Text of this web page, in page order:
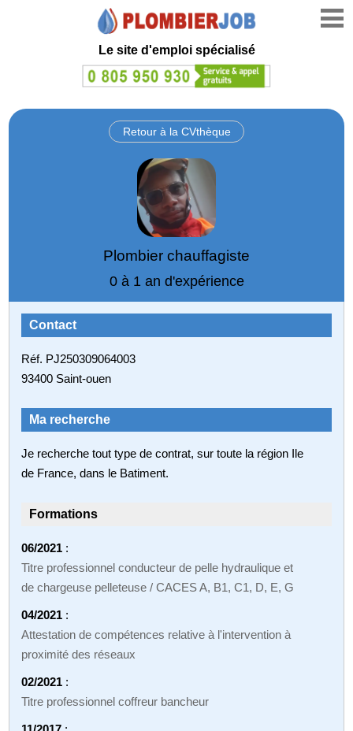
Le site d'emploi spécialisé
Retour à la CVthèque
Plombier chauffagiste
0 à 1 an d'expérience
Contact
Réf. PJ250309064003
93400 Saint-ouen
Ma recherche
Je recherche tout type de contrat, sur toute la région Ile
de France, dans le Batiment.
Formations
06/2021 :
Titre professionnel conducteur de pelle hydraulique et
de chargeuse pelleteuse / CACES A, B1, C1, D, E, G
04/2021 :
Attestation de compétences relative à l'intervention à
proximité des réseaux
02/2021 :
Titre professionnel coffreur bancheur